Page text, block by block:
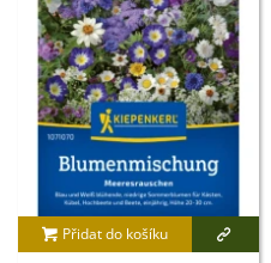
Přidat do košíku